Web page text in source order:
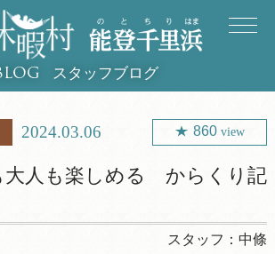
スタッフブログ
2024.03.06 860 view
大人も楽しめる からくり記
スタッフ：中條